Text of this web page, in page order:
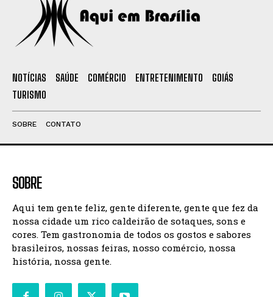
NOTÍCIAS SAÚDE COMÉRCIO ENTRETENIMENTO
GOIÁS
TURISMO
SOBRE CONTATO
SOBRE
Aqui tem gente feliz, gente diferente, gente que fez da
nossa cidade um rico caldeirão de sotaques, sons e
cores. Tem gastronomia de todos os gostos e sabores
brasileiros, nossas feiras, nosso comércio, nossa
história, nossa gente.